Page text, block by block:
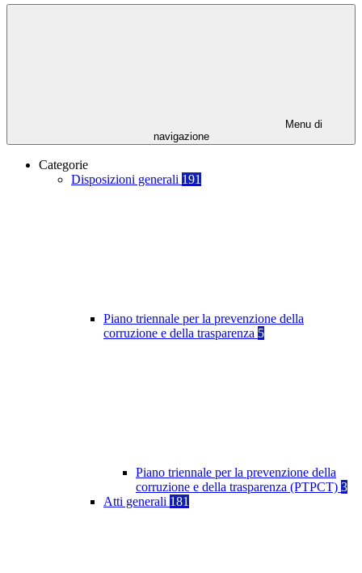
Menu di
navigazione
Categorie
Disposizioni generali 191
Piano triennale per la prevenzione della
corruzione e della trasparenza 5
Piano triennale per la prevenzione della
corruzione e della trasparenza (PTPCT) 3
Atti generali 181